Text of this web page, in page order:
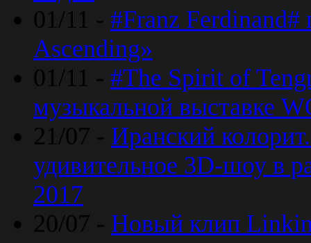
01/11 - #Franz Ferdinand#
Ascending»
01/11 - #The Spirit of
музыкальной выставке
21/07 - Иранский
удивительное 3D-шоу в
2017
20/07 - Новый клип Linkin